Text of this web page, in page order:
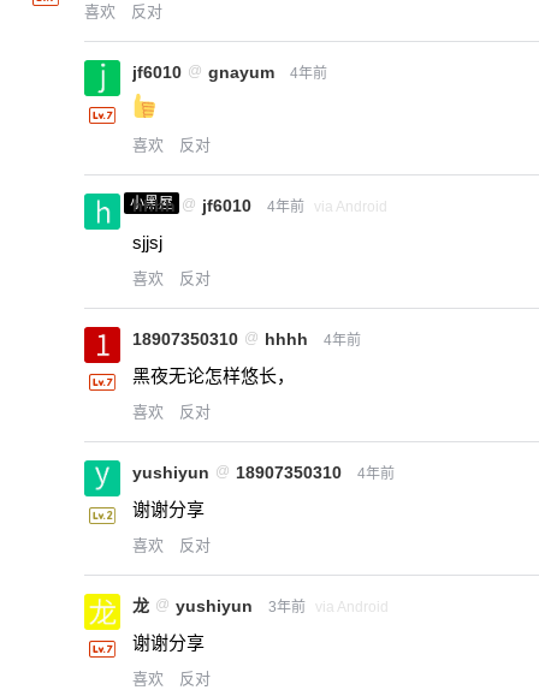
喜欢 反对
jf6010 @ gnayum 4年前
喜欢 反对
小黑屋
hhhh @ jf6010 4年前 via Android
sjjsj
喜欢 反对
18907350310 @ hhhh 4年前
黑夜无论怎样悠长，
喜欢 反对
yushiyun @ 18907350310 4年前
谢谢分享
喜欢 反对
龙 @ yushiyun 3年前 via Android
谢谢分享
喜欢 反对